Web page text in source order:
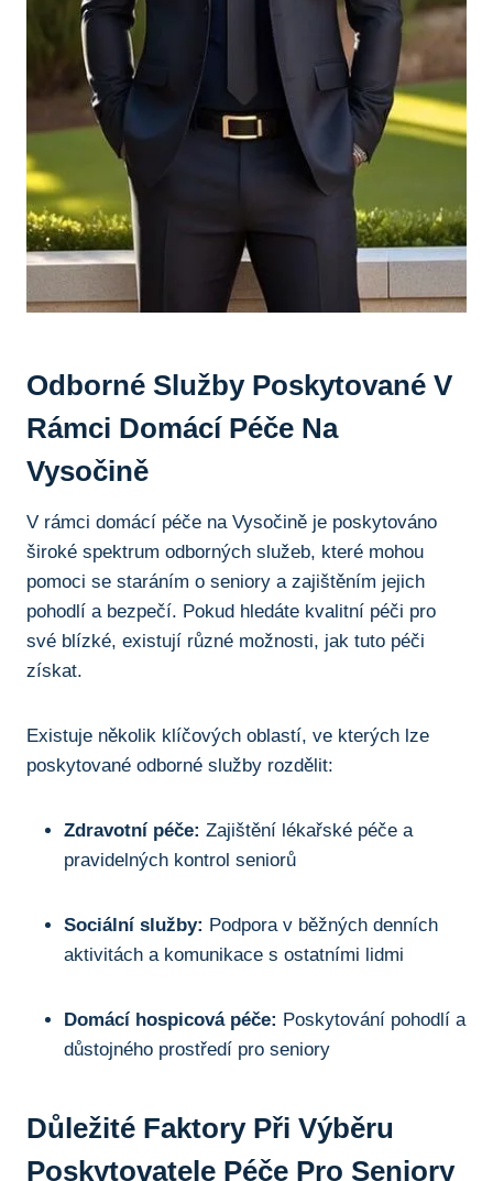
Odborné Služby Poskytované V
Rámci Domácí Péče Na
Vysočině
V rámci domácí péče na Vysočině je poskytováno
široké spektrum odborných služeb, které mohou
pomoci se staráním o seniory a zajištěním jejich
pohodlí a bezpečí. Pokud hledáte kvalitní péči pro
své blízké, existují různé možnosti, jak tuto péči
získat.
Existuje několik klíčových oblastí, ve kterých lze
poskytované odborné služby rozdělit:
Zdravotní péče: Zajištění lékařské péče a
pravidelných kontrol seniorů
Sociální služby: Podpora v běžných denních
aktivitách a komunikace s ostatními lidmi
Domácí hospicová péče: Poskytování pohodlí a
důstojného prostředí pro seniory
Důležité Faktory Při Výběru
Poskytovatele Péče Pro Seniory